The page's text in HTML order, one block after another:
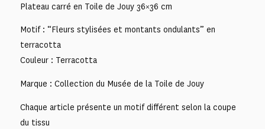
Plateau carré en Toile de Jouy 36×36 cm
Motif : “Fleurs stylisées et montants ondulants” en
terracotta
Couleur : Terracotta
Marque : Collection du Musée de la Toile de Jouy
Chaque article présente un motif différent selon la coupe
du tissu